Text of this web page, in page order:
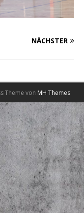
NÄCHSTER
Theme von MH Themes